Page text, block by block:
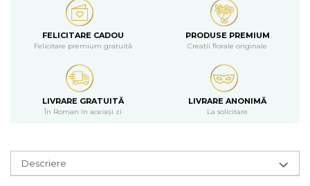
FELICITARE CADOU
Felicitare premium gratuită
PRODUSE PREMIUM
Creații florale originale
LIVRARE GRATUITĂ
În Roman în aceiași zi
LIVRARE ANONIMĂ
La solicitare
Descriere